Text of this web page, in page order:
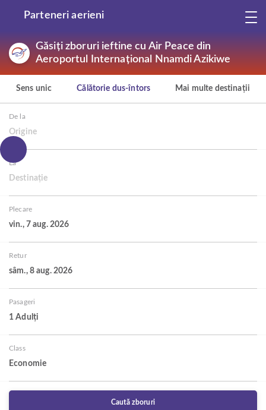
Parteneri aerieni
Găsiți zboruri ieftine cu Air Peace din
Aeroportul Internațional Nnamdi Azikiwe
Sens unic Călătorie dus-întors Mai multe destinații
De la
Origine
La
Destinație
Plecare
vin., 7 aug. 2026
Retur
sâm., 8 aug. 2026
Pasageri
1 Adulți
Class
Economie
Caută zboruri